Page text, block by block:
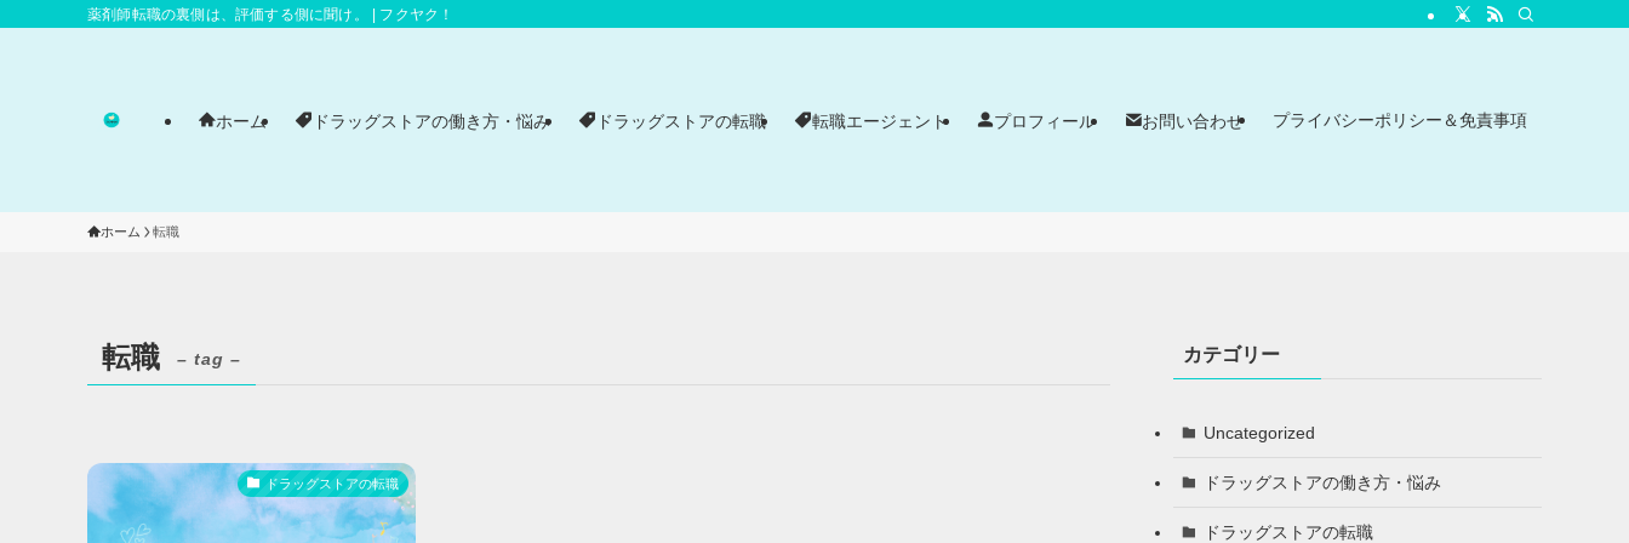
薬剤師転職の裏側は、評価する側に聞け。 | フクヤク！
ホーム ドラッグストアの働き方・悩み ドラッグストアの転職 転職エージェント プロフィール お問い合わせ プライバシーポリシー＆免責事項
ホーム 転職
転職 – tag –
ドラッグストアの転職
カテゴリー
Uncategorized
ドラッグストアの働き方・悩み
ドラッグストアの転職